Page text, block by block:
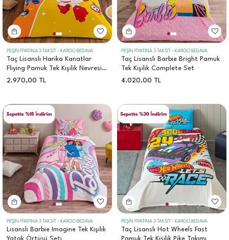
PEŞİN FİYATINA 3 TAKSİT - KARGO BEDAVA
Taç Lisanslı Harika Kanatlar
Fliying Pamuk Tek Kişilik Nevresim
Takımı
2.970,00 TL
PEŞİN FİYATINA 3 TAKSİT - KARGO BEDAVA
Taç Lisanslı Barbie Bright Pamuk
Tek Kişilik Complete Set
4.020,00 TL
PEŞİN FİYATINA 3 TAKSİT - KARGO BEDAVA
Lisanslı Barbie Imagine Tek Kişilik
Yatak Örtüsü Seti
PEŞİN FİYATINA 3 TAKSİT - KARGO BEDAVA
Taç Lisanslı Hot Wheels Fast
Pamuk Tek Kişilik Pike Takımı